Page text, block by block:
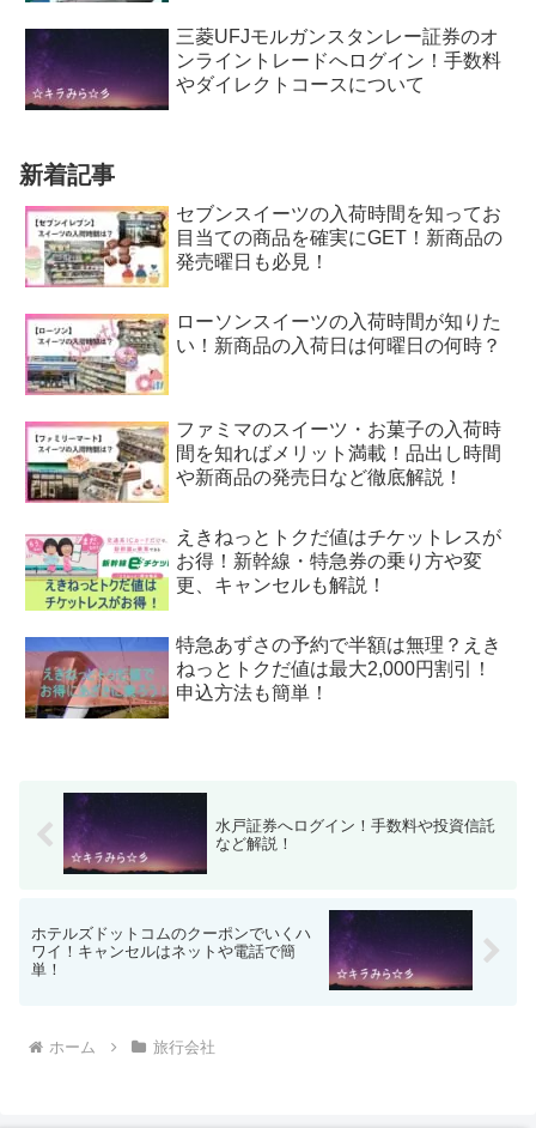
三菱UFJモルガンスタンレー証券のオ
ンライントレードへログイン！手数料
やダイレクトコースについて
新着記事
セブンスイーツの入荷時間を知ってお
目当ての商品を確実にGET！新商品の
発売曜日も必見！
ローソンスイーツの入荷時間が知りた
い！新商品の入荷日は何曜日の何時？
ファミマのスイーツ・お菓子の入荷時
間を知ればメリット満載！品出し時間
や新商品の発売日など徹底解説！
えきねっとトクだ値はチケットレスが
お得！新幹線・特急券の乗り方や変
更、キャンセルも解説！
特急あずさの予約で半額は無理？えき
ねっとトクだ値は最大2,000円割引！
申込方法も簡単！
水戸証券へログイン！手数料や投資信託
など解説！
ホテルズドットコムのクーポンでいくハ
ワイ！キャンセルはネットや電話で簡
単！
ホーム 旅行会社